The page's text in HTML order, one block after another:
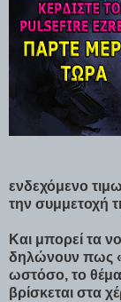
ενδεχόμενο
την συμμετοχή
Και μπορεί τα
δηλώνουν πως
ωστόσο, το
βρίσκεται στα